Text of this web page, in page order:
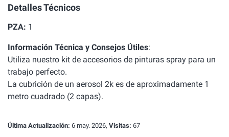
Detalles Técnicos
PZA: 1
Información Técnica y Consejos Útiles:
Utiliza nuestro kit de accesorios de pinturas spray para un
trabajo perfecto.
La cubrición de un aerosol 2k es de aproximadamente 1
metro cuadrado (2 capas).
Última Actualización: 6 may. 2026, Visitas: 67